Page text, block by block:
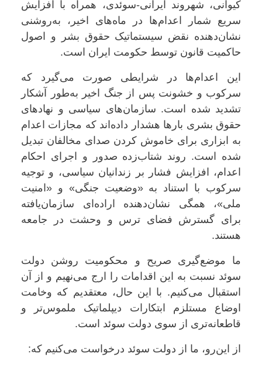
کیوانی، شهروند ایرانی-سوئدی، همراه با افزایش
سریع شمار اعدام‌ها در ماه‌های اخیر، به‌روشنی
نشان‌دهنده نقض سیستماتیک حقوق بشر و اصول
حاکمیت قانون توسط حکومت ایران است.
این اعدام‌ها در شرایطی صورت می‌گیرد که
سرکوب و خشونت پس از جنگ اخیر به‌طور آشکار
تشدید شده است. سازمان‌های سیاسی و نهادهای
حقوق بشری بارها هشدار داده‌اند که مجازات اعدام
به ابزاری برای خاموش کردن صدای مخالفان تبدیل
شده است. روند شتاب‌زده صدور و اجرای احکام
اعدام، افزایش فشار بر زندانیان سیاسی، و توجیه
سرکوب با استناد به «وضعیت جنگی» و «امنیت
ملی»، همگی نشان‌دهنده اراده‌ای سازمان‌یافته
برای گسترش فضای ترس و وحشت در جامعه
هستند.
ما موضع‌گیری صریح و محکومیت روشن دولت
سوئد نسبت به این اقدامات را ارج می‌نهیم و از آن
استقبال می‌کنیم. با این حال، معتقدیم که وخامت
اوضاع مستلزم ابتکارات دیپلماتیک ملموس‌تر و
قاطعانه‌تری از سوی دولت سوئد است.
از این‌رو، ما از دولت سوئد درخواست می‌کنیم که: